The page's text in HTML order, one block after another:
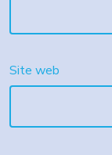
Site web